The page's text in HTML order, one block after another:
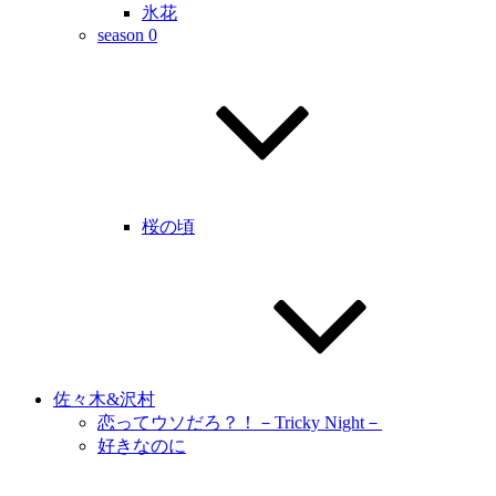
氷花
season 0
桜の頃
佐々木&沢村
恋ってウソだろ？！－Tricky Night－
好きなのに